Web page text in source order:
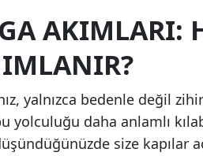
AKIMLARI:
yalnızca bedenle değil
yolculuğu daha anlamlı
size kapılar